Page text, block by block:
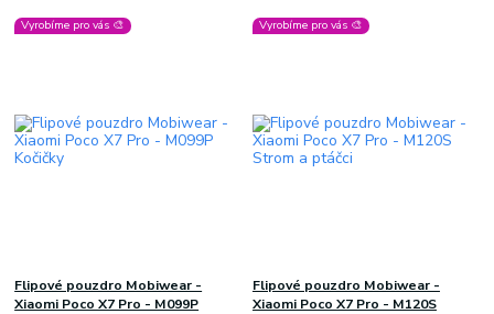
Vyrobíme pro vás 🎨
Flipové pouzdro Mobiwear -
Xiaomi Poco X7 Pro - M099P
Vyrobíme pro vás 🎨
Flipové pouzdro Mobiwear -
Xiaomi Poco X7 Pro - M120S